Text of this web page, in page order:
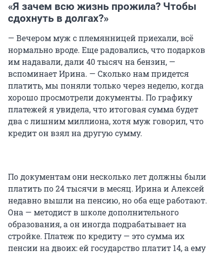
«Я зачем всю жизнь прожила? Чтобы
сдохнуть в долгах?»
— Вечером муж с племянницей приехали, всё
нормально вроде. Еще радовались, что подарков
им надавали, дали 40 тысяч на бензин, —
вспоминает Ирина. — Сколько нам придется
платить, мы поняли только через неделю, когда
хорошо просмотрели документы. По графику
платежей я увидела, что итоговая сумма будет
два с лишним миллиона, хотя муж говорил, что
кредит он взял на другую сумму.
По документам они несколько лет должны были
платить по 24 тысячи в месяц. Ирина и Алексей
недавно вышли на пенсию, но оба еще работают.
Она — методист в школе дополнительного
образования, а он иногда подрабатывает на
стройке. Платеж по кредиту — это сумма их
пенсии на двоих: ей государство платит 14, а ему